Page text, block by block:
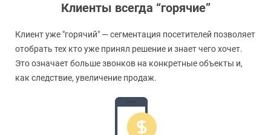
Клиенты всегда “горячие”
Клиент уже "горячий" — сегментация посетителей позволяет
отобрать тех кто уже принял решение и знает чего хочет.
Это означает больше звонков на конкретные объекты и,
как следствие, увеличение продаж.